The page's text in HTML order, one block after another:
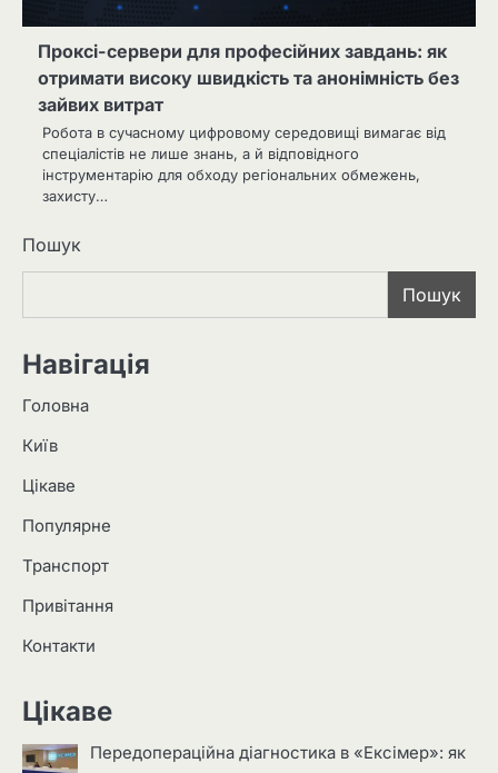
Проксі-сервери для професійних завдань: як
отримати високу швидкість та анонімність без
зайвих витрат
Робота в сучасному цифровому середовищі вимагає від
спеціалістів не лише знань, а й відповідного
інструментарію для обходу регіональних обмежень,
захисту…
Пошук
Пошук
Навігація
Головна
Київ
Цікаве
Популярне
Транспорт
Привітання
Контакти
Цікаве
Передопераційна діагностика в «Ексімер»: як